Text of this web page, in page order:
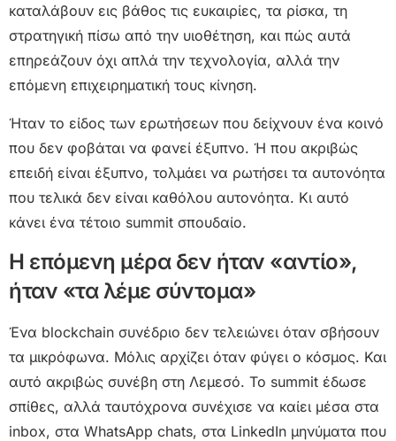
καταλάβουν εις βάθος τις ευκαιρίες, τα ρίσκα, τη
στρατηγική πίσω από την υιοθέτηση, και πώς αυτά
επηρεάζουν όχι απλά την τεχνολογία, αλλά την
επόμενη επιχειρηματική τους κίνηση.
Ήταν το είδος των ερωτήσεων που δείχνουν ένα κοινό
που δεν φοβάται να φανεί έξυπνο. Ή που ακριβώς
επειδή είναι έξυπνο, τολμάει να ρωτήσει τα αυτονόητα
που τελικά δεν είναι καθόλου αυτονόητα. Κι αυτό
κάνει ένα τέτοιο summit σπουδαίο.
Η επόμενη μέρα δεν ήταν «αντίο»,
ήταν «τα λέμε σύντομα»
Ένα blockchain συνέδριο δεν τελειώνει όταν σβήσουν
τα μικρόφωνα. Μόλις αρχίζει όταν φύγει ο κόσμος. Και
αυτό ακριβώς συνέβη στη Λεμεσό. Το summit έδωσε
σπίθες, αλλά ταυτόχρονα συνέχισε να καίει μέσα στα
inbox, στα WhatsApp chats, στα LinkedIn μηνύματα που